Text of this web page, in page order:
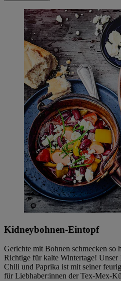
Kidneybohnen-Eintopf
Gerichte mit Bohnen schmecken so
Richtige für kalte Wintertage!
Chili und Paprika ist mit seiner
für Liebhaber:innen der Tex-Mex-